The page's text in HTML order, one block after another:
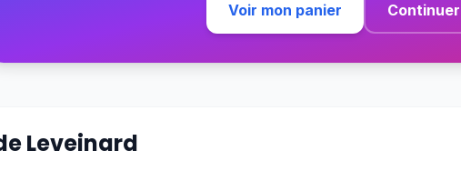
Voir mon panier
Leveinard